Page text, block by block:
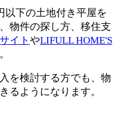
以下の土地付き平屋を
物件の探し方、移住支
イト やLIFULL HOME'S
を検討する方でも、物
るようになります。